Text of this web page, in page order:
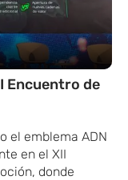
Encuentro de
el emblema ADN
en el XII
donde